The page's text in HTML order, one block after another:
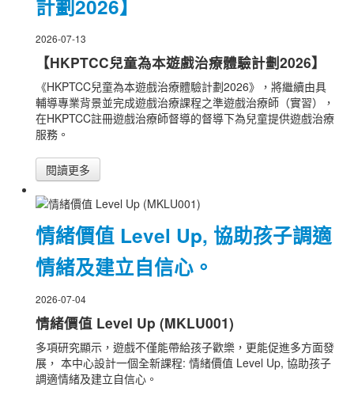
計劃2026】
2026-07-13
【HKPTCC兒童為本遊戲治療體驗計劃2026】
《HKPTCC兒童為本遊戲治療體驗計劃2026》，將繼續由具
輔導專業背景並完成遊戲治療課程之準遊戲治療師（實習），
在HKPTCC註冊遊戲治療師督導的督導下為兒童提供遊戲治療
服務。
閱讀更多
情緒價值 Level Up, 協助孩子調適
情緒及建立自信心。
2026-07-04
情緒價值 Level Up (MKLU001)
多項研究顯示，遊戲不僅能帶給孩子歡樂，更能促進多方面發
展， 本中心設計一個全新課程: 情緒價值 Level Up, 協助孩子
調適情緒及建立自信心。